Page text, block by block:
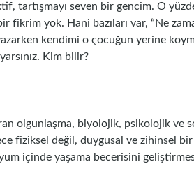
tartışmayı seven bir gencim. O
fikrim yok. Hani bazıları var, “Ne
kendimi o çocuğun yerine
Kim bilir?
olgunlaşma, biyolojik, psikolojik ve
fiziksel değil, duygusal ve zihinsel
içinde yaşama becerisini